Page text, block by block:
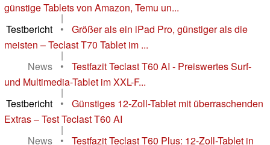
günstige Tablets von Amazon, Temu un...
|
Testbericht
•
Größer als ein iPad Pro, günstiger als die
meisten – Teclast T70 Tablet im ...
|
News
•
Testfazit Teclast T60 AI - Preiswertes Surf-
und Multimedia-Tablet im XXL-F...
|
Testbericht
•
Günstiges 12-Zoll-Tablet mit überraschenden
Extras – Test Teclast T60 AI
|
News
• Testfazit Teclast T60 Plus: 12-Zoll-Tablet in